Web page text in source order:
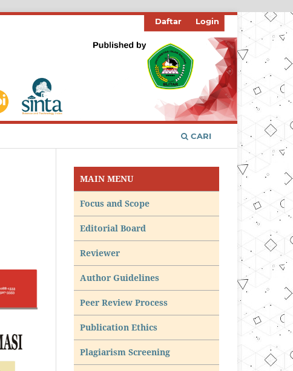
CARI
Daftar Login
MAIN MENU
Focus and Scope
Editorial Board
Reviewer
Author Guidelines
Peer Review Process
Publication Ethics
Plagiarism Screening